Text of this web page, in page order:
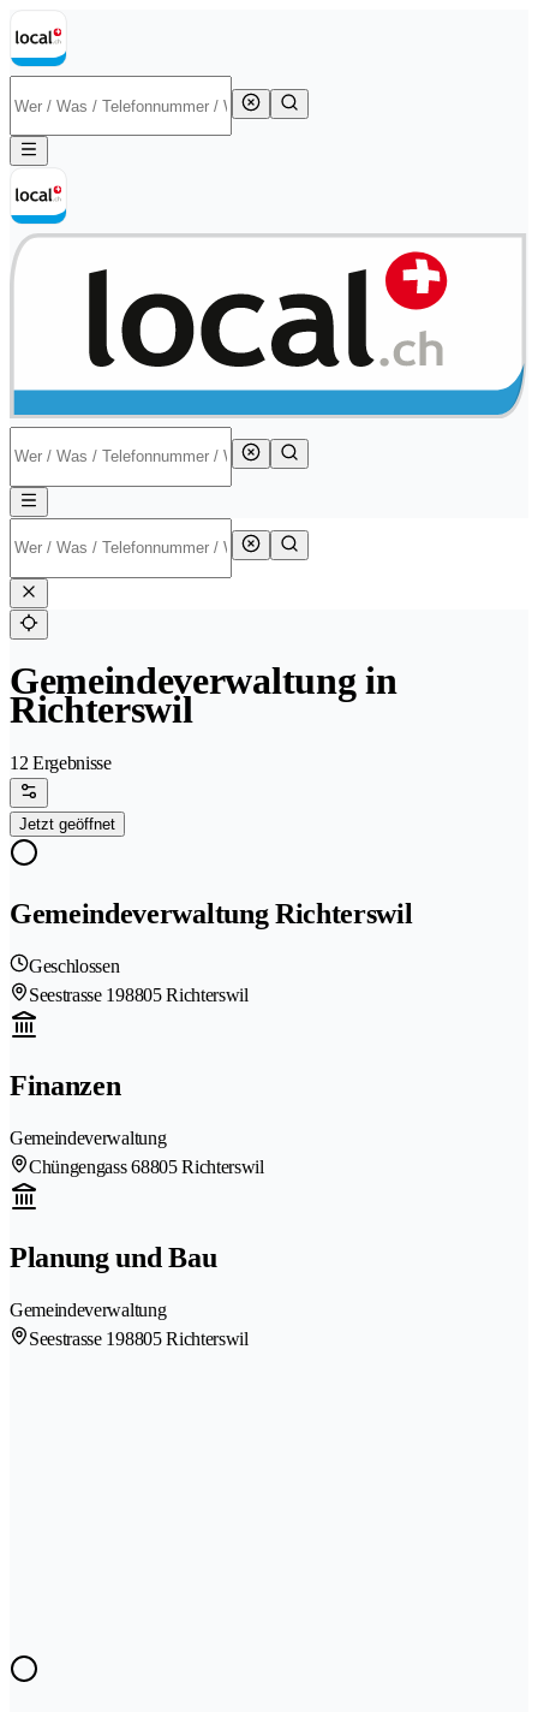
Gemeindeverwaltung in
Richterswil
12 Ergebnisse
Jetzt geöffnet
Gemeindeverwaltung Richterswil
Geschlossen
Seestrasse 198805 Richterswil
Finanzen
Gemeindeverwaltung
Chüngengass 68805 Richterswil
Planung und Bau
Gemeindeverwaltung
Seestrasse 198805 Richterswil